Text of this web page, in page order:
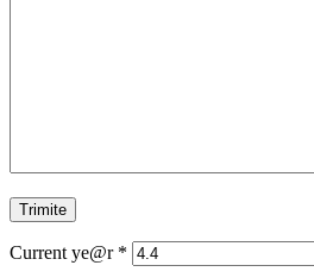
Current ye@r *